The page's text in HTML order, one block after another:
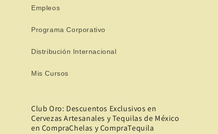
Empleos
Programa Corporativo
Distribución Internacional
Mis Cursos
Club Oro: Descuentos Exclusivos en
Cervezas Artesanales y Tequilas de México
en CompraChelas y CompraTequila